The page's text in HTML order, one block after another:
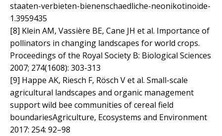
staaten-verbieten-bienenschaedliche-neonikotinoide-
1.3959435
[8] Klein AM, Vassière BE, Cane JH et al. Importance of
pollinators in changing landscapes for world crops.
Proceedings of the Royal Society B: Biological Sciences
2007; 274(1608): 303-313
[9] Happe AK, Riesch F, Rösch V et al. Small-scale
agricultural landscapes and organic management
support wild bee communities of cereal field
boundariesAgriculture, Ecosystems and Environment
2017: 254: 92–98